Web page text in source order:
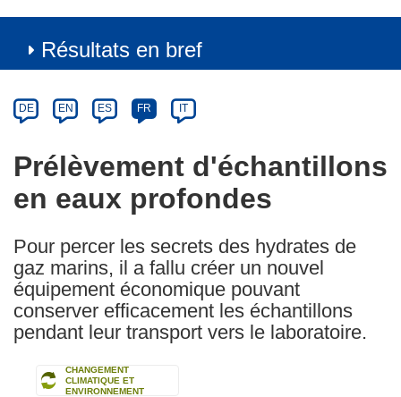
Résultats en bref
Category
Article
available
the
following
languages:
DE EN ES FR IT
Prélèvement d'échantillons
en eaux profondes
Pour percer les secrets des hydrates de
gaz marins, il a fallu créer un nouvel
équipement économique pouvant
conserver efficacement les échantillons
pendant leur transport vers le laboratoire.
CHANGEMENT
CLIMATIQUE ET
ENVIRONNEMENT